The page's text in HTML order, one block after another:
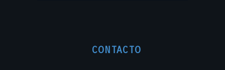
CONTACTO